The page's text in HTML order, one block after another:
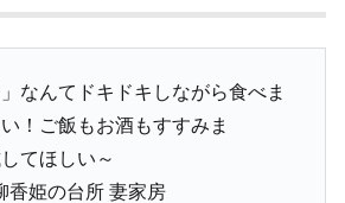
」なんてドキドキしながら食べま
！ご飯もお酒もすすみま
てほしい～
香姫の台所 妻家房